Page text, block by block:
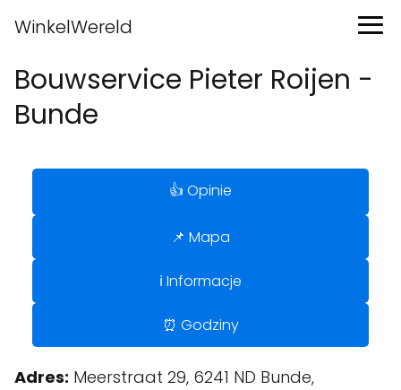
WinkelWereld
Bouwservice Pieter Roijen -
Bunde
👍 Opinie
📌 Mapa
ℹ️ Informacje
⏰ Godziny
Adres: Meerstraat 29, 6241 ND Bunde,